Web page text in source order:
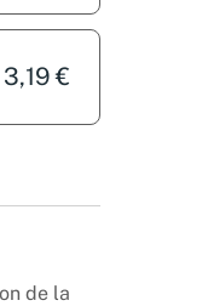
3,19 €
de la